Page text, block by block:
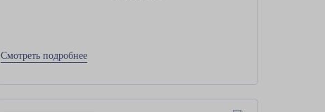
Смотреть подробнее